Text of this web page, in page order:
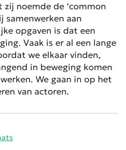
zij noemde de ‘common
samenwerken aan
opgaven is dat een
Vaak is er al een lange
we elkaar vinden,
in beweging komen
We gaan in op het
van actoren.